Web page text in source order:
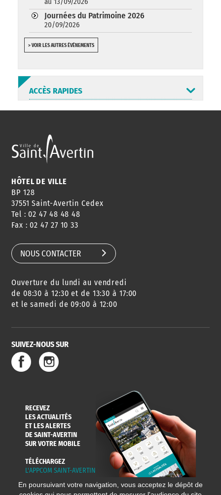
Journées du Patrimoine 2026
20/09/2026
> VOIR LES AUTRES ÉVÉNEMENTS
ACCÈS RAPIDES
ANNUAIRE
HORAIRES
CONSEILS
DE QUARTIER
AGENDA
DES SORTIES
URBANISME
SERVICE
DE L'EAU
HÔTEL DE VILLE
BP 128
37551 Saint-Avertin Cedex
Tel : 02 47 48 48 48
Fax : 02 47 27 10 33
NOUS CONTACTER
Ouverture du lundi au vendredi
de 08:30 à 12:30 et de 13:30 à 17:00
et le samedi de 09:00 à 12:00
SUIVEZ-NOUS SUR
RECEVEZ
LES ACTUALITÉS
ET LES ALERTES
DE SAINT-AVERTIN
SUR VOTRE MOBILE
TÉLÉCHARGEZ
L'APPCOM SAINT-AVERTIN
En poursuivant votre navigation, vous acceptez le dépôt de